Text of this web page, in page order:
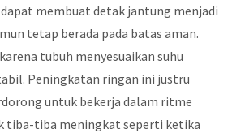
membuat detak jantung menjadi
tetap berada pada batas aman.
tubuh menyesuaikan suhu
Peningkatan ringan ini justru
untuk bekerja dalam ritme
tiba-tiba meningkat seperti ketika